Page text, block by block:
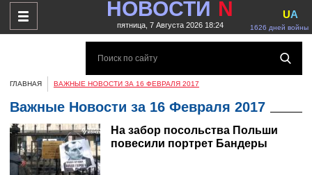
НОВОСТИ N
пятница, 7 Августа 2026 18:24 1626 дней войны
UA
ГЛАВНАЯ ВАЖНЫЕ НОВОСТИ ЗА 16 ФЕВРАЛЯ 2017
Важные Новости за 16 Февраля 2017
На забор посольства Польши
повесили портрет Бандеры